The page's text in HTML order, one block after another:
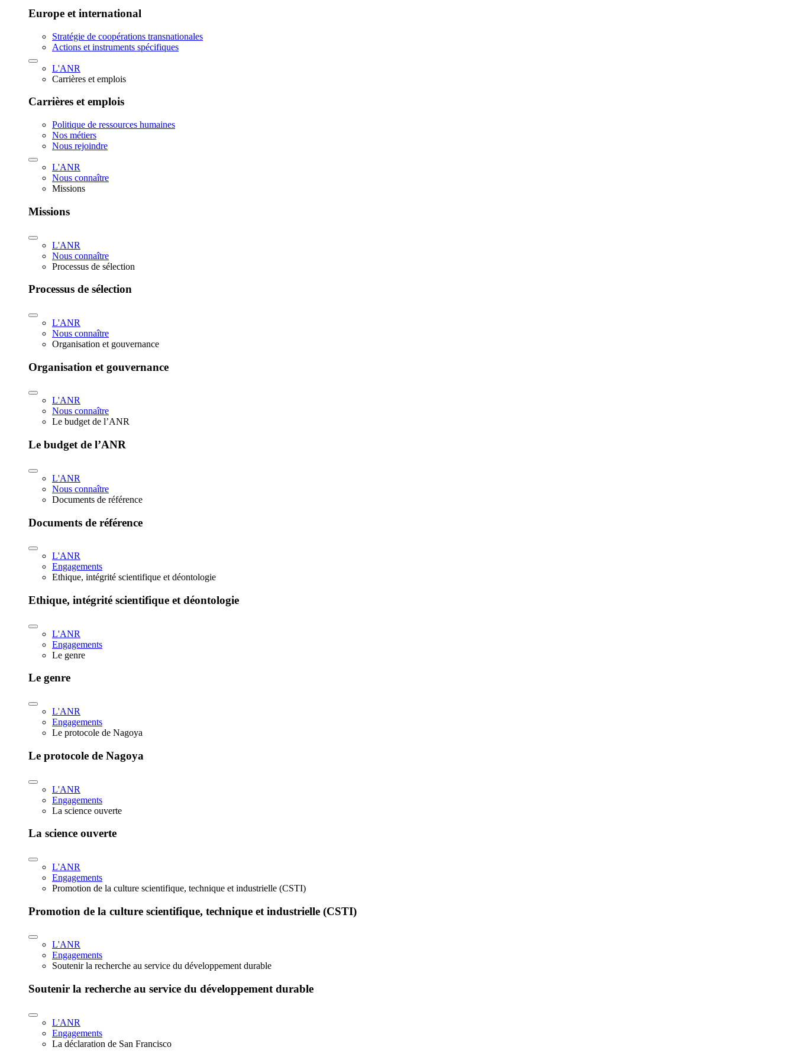
Europe et international
Stratégie de coopérations transnationales
Actions et instruments spécifiques
L'ANR
Carrières et emplois
Carrières et emplois
Politique de ressources humaines
Nos métiers
Nous rejoindre
L'ANR
Nous connaître
Missions
Missions
L'ANR
Nous connaître
Processus de sélection
Processus de sélection
L'ANR
Nous connaître
Organisation et gouvernance
Organisation et gouvernance
L'ANR
Nous connaître
Le budget de l’ANR
Le budget de l’ANR
L'ANR
Nous connaître
Documents de référence
Documents de référence
L'ANR
Engagements
Ethique, intégrité scientifique et déontologie
Ethique, intégrité scientifique et déontologie
L'ANR
Engagements
Le genre
Le genre
L'ANR
Engagements
Le protocole de Nagoya
Le protocole de Nagoya
L'ANR
Engagements
La science ouverte
La science ouverte
L'ANR
Engagements
Promotion de la culture scientifique, technique et industrielle (CSTI)
Promotion de la culture scientifique, technique et industrielle (CSTI)
L'ANR
Engagements
Soutenir la recherche au service du développement durable
Soutenir la recherche au service du développement durable
L'ANR
Engagements
La déclaration de San Francisco